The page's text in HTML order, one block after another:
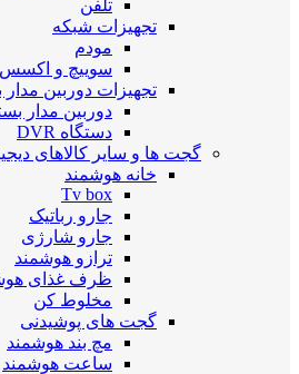
تلفن
تجهیزات شبکه
مودم
سوییچ و اکسس
تجهیزات دوربین مدار
دوربین مدار
دستگاه DVR
گجت ها و سایر کالاهای
خانه هوشمند
Tv box
جارو رباتیک
جارو شارژی
ترازو هوشمند
ظرف غذای
مخلوط کن
گجت های پوشیدنی
مچ بند هوشمند
ساعت هوشمند